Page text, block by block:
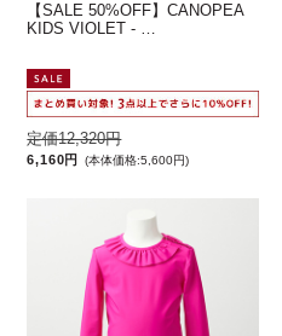
【SALE 50%OFF】CANOPEA
KIDS VIOLET - …
定価12,320円
6,160円 (本体価格:5,600円)